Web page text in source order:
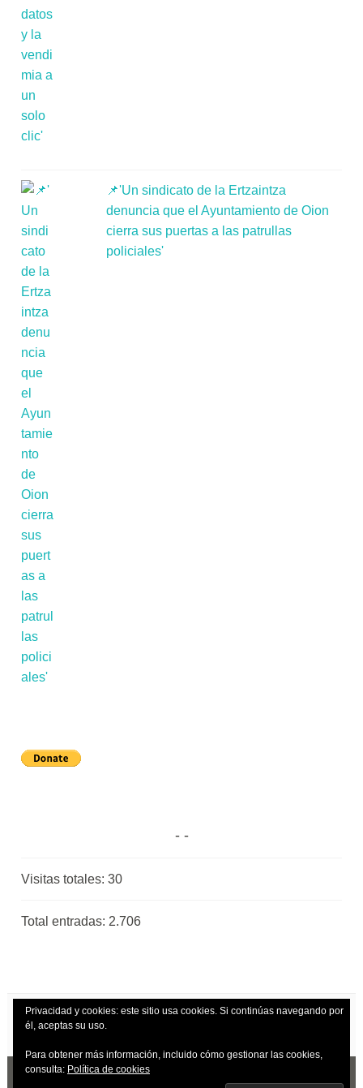
📌'Un sindicato de la Ertzaintza
denuncia que el Ayuntamiento de Oion
cierra sus puertas a las patrullas
policiales'
Visitas totales:30
Total entradas: 2.706
Privacidad y cookies: este sitio usa cookies. Si continúas navegando por
él, aceptas su uso.
Para obtener más información, incluido cómo gestionar las cookies,
consulta: Política de cookies